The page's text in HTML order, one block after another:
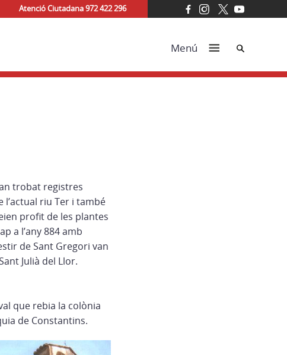
Atenció Ciutadana 972 422 296
Menú Cerca
trobat registres
l’actual riu Ter i també
profit de les plantes
a l’any 884 amb
de Sant Gregori van
Julià del Llor.
que rebia la colònia
de Constantins.